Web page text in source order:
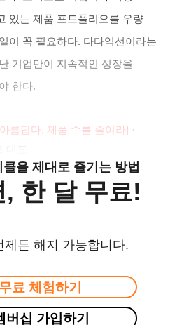
있는 제품 포트폴리오를 우량
이 꼭 필요하다. 다다익선이라는
기업만이 지속적인 성장을
한다.
름답다, 제품 수를 줄여라] ·
을 제대로 즐기는 방법
, 한 달 무료!
제든 해지 가능합니다.
료 체험하기
버십 가입하기